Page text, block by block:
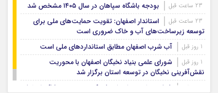
بودجه باشگاه سپاهان در سال ۱۴۰۵ مشخص شد
استاندار اصفهان: تقویت حمایت‌های ملی برای
توسعه زیرساخت‌های آب و خاک ضروری است
آب شرب اصفهان مطابق استانداردهای ملی است
شورای علمی بنیاد نخبگان اصفهان با محوریت
نقش‌آفرینی نخبگان در توسعه استان برگزار شد
شتاب‌بخشی به احداث شهرک تخصصی پوشاک اصفهان